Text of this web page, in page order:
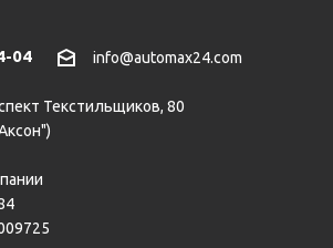
04 info@automax24.com
Текстильщиков, 80